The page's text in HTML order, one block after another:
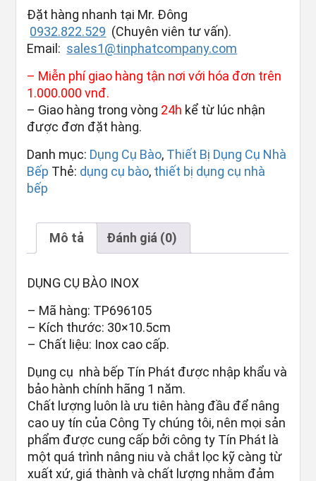
Đặt hàng nhanh tại Mr. Đông
0932.822.529 (Chuyên viên tư vấn).
Email: sales1@tinphatcompany.com
– Miễn phí giao hàng tận nơi với hóa đơn trên
1.000.000 vnđ.
– Giao hàng trong vòng 24h kể từ lúc nhận
được đơn đặt hàng.
Danh mục: Dụng Cụ Bào, Thiết Bị Dụng Cụ Nhà
Bếp Thẻ: dụng cụ bào, thiết bị dụng cụ nhà
bếp
Mô tả Đánh giá (0)
DỤNG CỤ BÀO INOX
– Mã hàng: TP696105
– Kích thước: 30×10.5cm
– Chất liệu: Inox cao cấp.
Dụng cụ nhà bếp Tín Phát được nhập khẩu và
bảo hành chính hãng 1 năm.
Chất lượng luôn là ưu tiên hàng đầu để nâng
cao uy tín của Công Ty chúng tôi, nên mọi sản
phẩm được cung cấp bởi công ty Tín Phát là
một quá trình nâng niu và chắt lọc kỹ càng từ
xuất xứ, giá thành và chất lượng nhằm đảm